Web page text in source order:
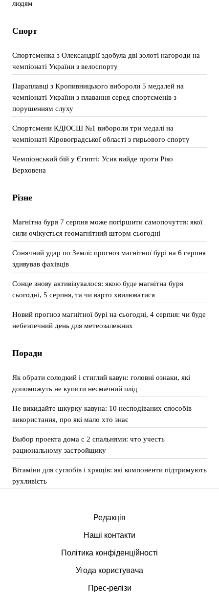
людям
Спорт
Спортсменка з Олександрії здобула дві золоті нагороди на
чемпіонаті України з велоспорту
Параплавці з Кропивницького вибороли 5 медалей на
чемпіонаті України з плавання серед спортсменів з
порушенням слуху
Спортсмени КДЮСШ №1 вибороли три медалі на
чемпіонаті Кіровоградської області з гирьового спорту
Чемпіонський бій у Єгипті: Усик вийде проти Ріко
Верховена
Різне
Магнітна буря 7 серпня може погіршити самопочуття: якої
сили очікується геомагнітний шторм сьогодні
Сонячний удар по Землі: прогноз магнітної бурі на 6 серпня
здивував фахівців
Сонце знову активізувалося: якою буде магнітна буря
сьогодні, 5 серпня, та чи варто хвилюватися
Новий прогноз магнітної бурі на сьогодні, 4 серпня: чи буде
небезпечний день для метеозалежних
Поради
Як обрати солодкий і стиглий кавун: головні ознаки, які
допоможуть не купити несмачний плід
Не викидайте шкурку кавуна: 10 несподіваних способів
використання, про які мало хто знає
Выбор проекта дома с 2 спальнями: что учесть
рациональному застройщику
Вітаміни для суглобів і хрящів: які компоненти підтримують
рухливість
Редакція
Наші контакти
Політика конфіденційності
Угода користувача
Прес-релізи